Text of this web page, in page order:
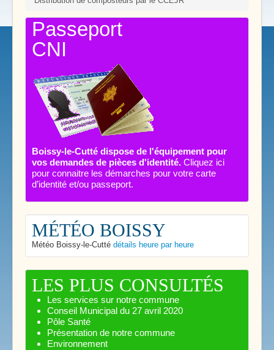
Passeport
CNI
Boissy-le-Cutté dispose de l'équipement pour
vos demandes de pièces d'identité. Cliquez ici
pour connaitre les démarches pour votre carte
d’identité et/ou passeport.
MÉTÉO BOISSY
Météo Boissy-le-Cutté détails heure par heure
LES PLUS CONSULTÉS
Les services sur notre commune
Conseil Municipal du 27 avril 2020
Pôle Santé
Présentation de notre commune
Environnement